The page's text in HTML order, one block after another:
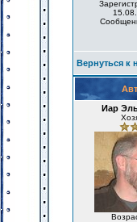
Вернуться к
Иар